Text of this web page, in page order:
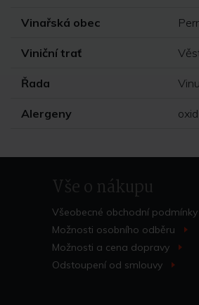
Vinařská obec
Viniční trať
Řada
Alergeny
Vše o nákupu
Všeobecné obchodní podmínky
Možnosti osobního odběru
Možnosti a cena dopravy
Odstoupení od smlouvy